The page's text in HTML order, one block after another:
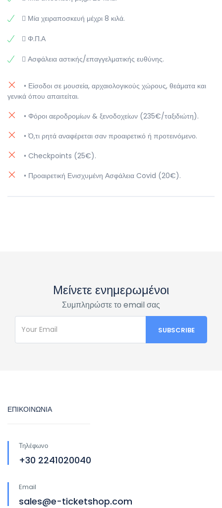
 Μία χειραποσκευή μέχρι 8 κιλά.
 Φ.Π.Α
 Ασφάλεια αστικής/επαγγελματικής ευθύνης.
• Είσοδοι σε μουσεία, αρχαιολογικούς χώρους, θεάματα και
γενικά όπου απαιτείται.
• Φόροι αεροδρομίων & ξενοδοχείων (235€/ταξιδιώτη).
• Ό,τι ρητά αναφέρεται σαν προαιρετικό ή προτεινόμενο.
• Checkpoints (25€).
• Προαιρετική Ενισχυμένη Ασφάλεια Covid (20€).
Μείνετε ενημερωμένοι
Συμπληρώστε το email σας
ΕΠΙΚΟΙΝΩΝΙΑ
Τηλέφωνο
+30 2241020040
Email
sales@e-ticketshop.com